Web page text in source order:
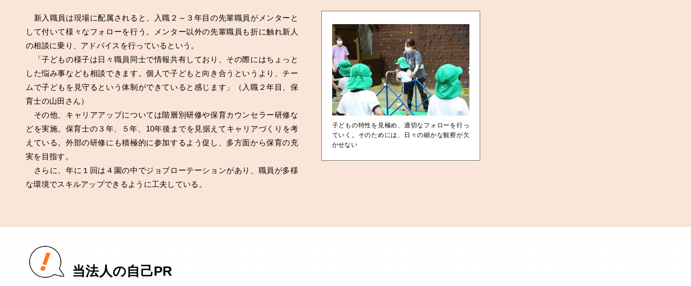
新入職員は現場に配属されると、入職２～３年目の先輩職員がメンターと
して付いて様々なフォローを行う。メンター以外の先輩職員も折に触れ新人
の相談に乗り、アドバイスを行っているという。
「子どもの様子は日々職員同士で情報共有しており、その際にはちょっと
した悩み事なども相談できます。個人で子どもと向き合うというより、チー
ムで子どもを見守るという体制ができていると感じます」（入職２年目、保
育士の山田さん）
その他、キャリアアップについては階層別研修や保育カウンセラー研修な
どを実施。保育士の３年、５年、10年後までを見据えてキャリアづくりを考
えている。外部の研修にも積極的に参加するよう促し、多方面から保育の充
実を目指す。
さらに、年に１回は４園の中でジョブローテーションがあり、職員が多様
な環境でスキルアップできるように工夫している。
子どもの特性を見極め、適切なフォローを行っ
ていく。そのためには、日々の細かな観察が欠
かせない
当法人の自己PR